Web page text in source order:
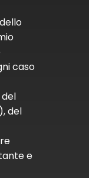
caso
del
e